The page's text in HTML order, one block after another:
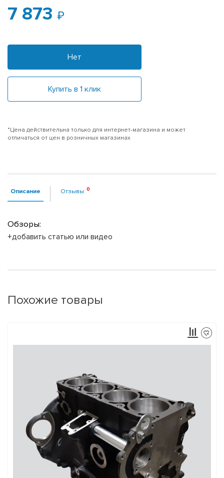
7 873
Нет
Купить в 1 клик
*Цена действительна только для интернет-магазина и может
отличаться от цен в розничных магазинах
Описание Отзывы
Обзоры:
+добавить статью или видео
Похожие товары